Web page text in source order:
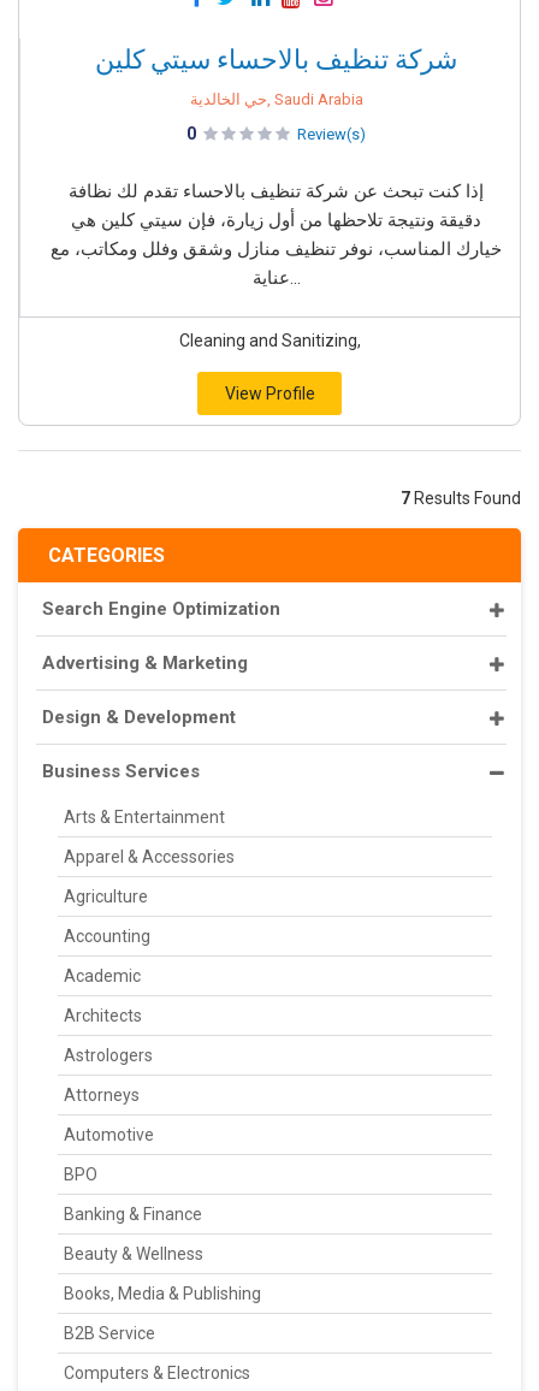
CATEGORIES
Search Engine Optimization
Advertising & Marketing
Design & Development
Business Services
Arts & Entertainment
Apparel & Accessories
Agriculture
Accounting
Academic
Architects
Astrologers
Attorneys
Automotive
BPO
Banking & Finance
Beauty & Wellness
Books, Media & Publishing
B2B Service
Computers & Electronics
شركة تنظيف بالاحساء سيتي كلين
حي الخالدية, Saudi Arabia
0 Review(s)
إذا كنت تبحث عن شركة تنظيف بالاحساء تقدم لك نظافة
دقيقة ونتيجة تلاحظها من أول زيارة، فإن سيتي كلين هي
خيارك المناسب، نوفر تنظيف منازل وشقق وفلل ومكاتب، مع
عناية...
Cleaning and Sanitizing,
View Profile
7 Results Found